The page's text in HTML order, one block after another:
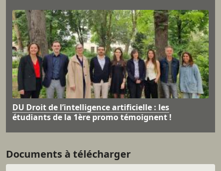
DU Droit de l’intelligence artificielle : les
étudiants de la 1ère promo témoignent !
Documents à télécharger